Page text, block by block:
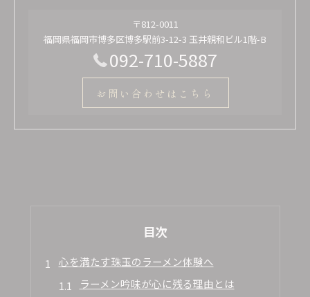
〒812-0011
福岡県福岡市博多区博多駅前3-12-3 玉井親和ビル1階-B
092-710-5887
お問い合わせはこちら
目次
心を満たす珠玉のラーメン体験へ
ラーメン吟味が心に残る理由とは